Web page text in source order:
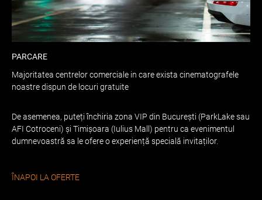
PARCARE
Majoritatea centrelor comerciale in care exista cinematografele
noastre dispun de locuri gratuite
De asemenea, puteți închiria zona VIP din București (ParkLake sau
AFI Cotroceni) și Timișoara (Iulius Mall) pentru ca evenimentul
dumnevoastră sa le ofere o experiență specială invitaților.
ÎNAPOI LA OFERTE